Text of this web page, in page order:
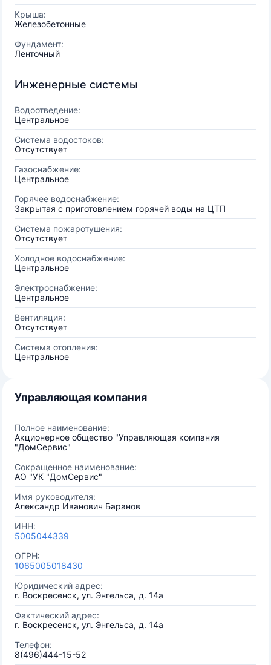
Крыша:
Железобетонные
Фундамент:
Ленточный
Инженерные системы
Водоотведение:
Центральное
Система водостоков:
Отсутствует
Газоснабжение:
Центральное
Горячее водоснабжение:
Закрытая с приготовлением горячей воды на ЦТП
Система пожаротушения:
Отсутствует
Холодное водоснабжение:
Центральное
Электроснабжение:
Центральное
Вентиляция:
Отсутствует
Система отопления:
Центральное
Управляющая компания
Полное наименование:
Акционерное общество "Управляющая компания
"ДомСервис"
Сокращенное наименование:
АО "УК "ДомСервис"
Имя руководителя:
Александр Иванович Баранов
ИНН:
5005044339
ОГРН:
1065005018430
Юридический адрес:
г. Воскресенск, ул. Энгельса, д. 14а
Фактический адрес:
г. Воскресенск, ул. Энгельса, д. 14а
Телефон:
8(496)444-15-52